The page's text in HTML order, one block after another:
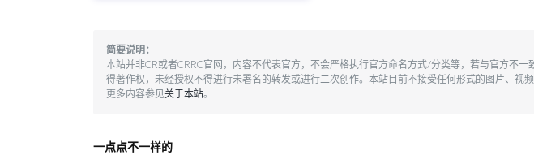
简要说明：
本站并非CR或者CRRC官网，内容不代表官方，不会严格执行官方命名方式/分类等，若与官方不
得著作权，未经授权不得进行未署名的转发或进行二次创作。本站目前不接受任何形式的图片、视
更多内容参见关于本站。
一点点不一样的